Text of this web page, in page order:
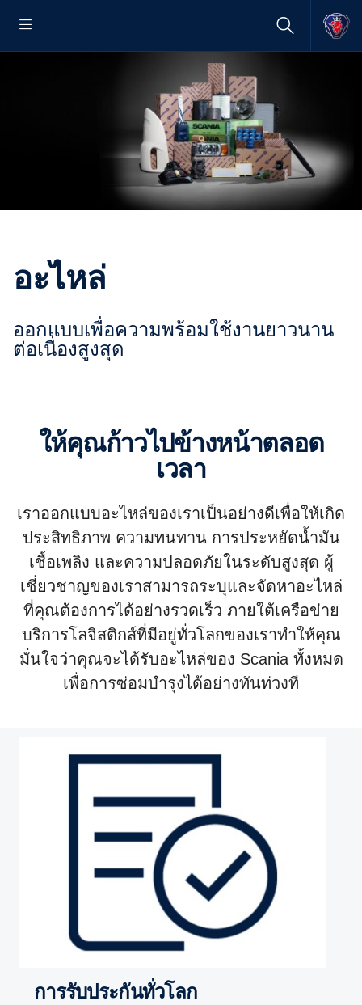
อะไหล่
ออกแบบเพื่อความพร้อมใช้งานยาวนาน
ต่อเนื่องสูงสุด
ให้คุณก้าวไปข้างหน้าตลอด
เวลา
เราออกแบบอะไหล่ของเราเป็นอย่างดีเพื่อให้เกิด
ประสิทธิภาพ ความทนทาน การประหยัดน้ำมัน
เชื้อเพลิง และความปลอดภัยในระดับสูงสุด ผู้
เชี่ยวชาญของเราสามารถระบุและจัดหาอะไหล่
ที่คุณต้องการได้อย่างรวดเร็ว ภายใต้เครือข่าย
บริการโลจิสติกส์ที่มีอยู่ทั่วโลกของเราทำให้คุณ
มั่นใจว่าคุณจะได้รับอะไหล่ของ Scania ทั้งหมด
เพื่อการซ่อมบำรุงได้อย่างทันท่วงที
การรับประกันทั่วโลก